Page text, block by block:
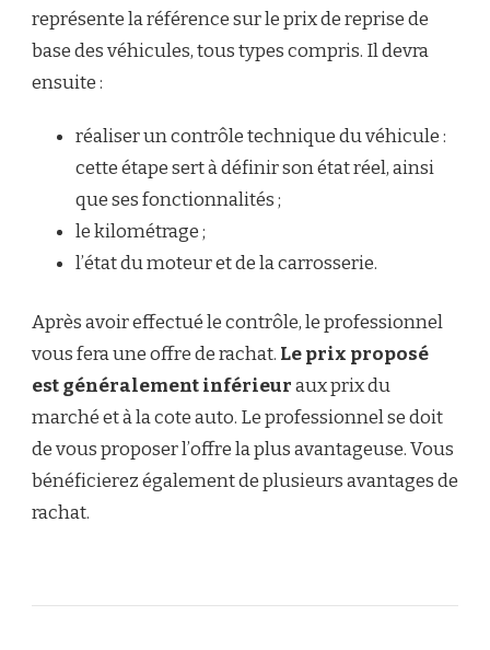
représente la référence sur le prix de reprise de
base des véhicules, tous types compris. Il devra
ensuite :
réaliser un contrôle technique du véhicule :
cette étape sert à définir son état réel, ainsi
que ses fonctionnalités ;
le kilométrage ;
l’état du moteur et de la carrosserie.
Après avoir effectué le contrôle, le professionnel
vous fera une offre de rachat. Le prix proposé
est généralement inférieuraux prix du
marché et à la cote auto. Le professionnel se doit
de vous proposer l’offre la plus avantageuse. Vous
bénéficierez également de plusieurs avantages de
rachat.